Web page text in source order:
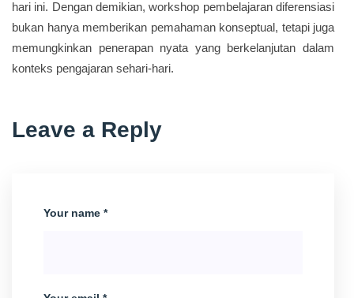
hari ini. Dengan demikian, workshop pembelajaran diferensiasi
bukan hanya memberikan pemahaman konseptual, tetapi juga
memungkinkan penerapan nyata yang berkelanjutan dalam
konteks pengajaran sehari-hari.
Leave a Reply
Your name *